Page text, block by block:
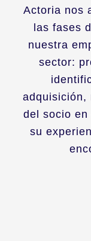
Actoria nos
las fases
nuestra
sector:
adquisición,
del socio
su